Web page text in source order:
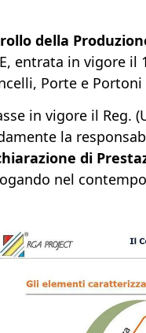
della
entrata in vigore il
Porte e
in vigore il Reg.
la
di
nel